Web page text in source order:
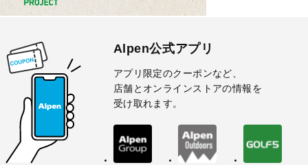
Alpen公式アプリ
アプリ限定のクーポンなど、
店舗とオンラインストアの情報を
受け取れます。